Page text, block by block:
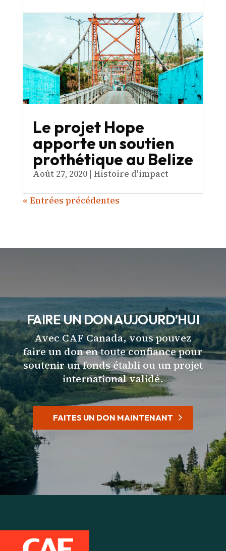
Le projet Hope
apporte un soutien
prothétique au Belize
Août 27, 2020| Histoire d'impact
« Entrées précédentes
FAIRE UN DON AUJOURD’HUI
Avec CAF Canada, vous pouvez
faire un don en toute confiance pour
soutenir un fonds établi ou un projet
international validé.
FAITES UN DON MAINTENANT